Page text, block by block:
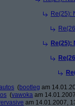
Re(25):
Re(25):
(bootleg am
(vawoka am
am 14.01.2007,